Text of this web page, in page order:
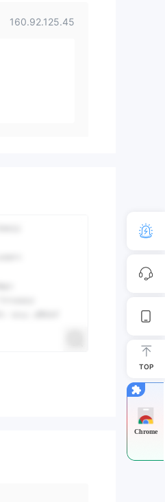
160.92.125.45
TOP
Chrome